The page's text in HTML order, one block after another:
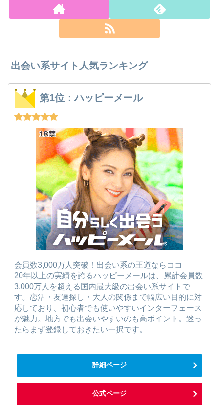
出会い系サイト人気ランキング
第1位：ハッピーメール
会員数3,000万人突破！出会い系の王道ならココ
20年以上の実績を誇るハッピーメールは、累計会員数
3,000万人を超える国内最大級の出会い系サイトで
す。恋活・友達探し・大人の関係まで幅広い目的に対
応しており、初心者でも使いやすいインターフェース
が魅力。地方でも出会いやすいのも高ポイント。迷っ
たらまず登録しておきたい一択です。
詳細ページ
公式ページ